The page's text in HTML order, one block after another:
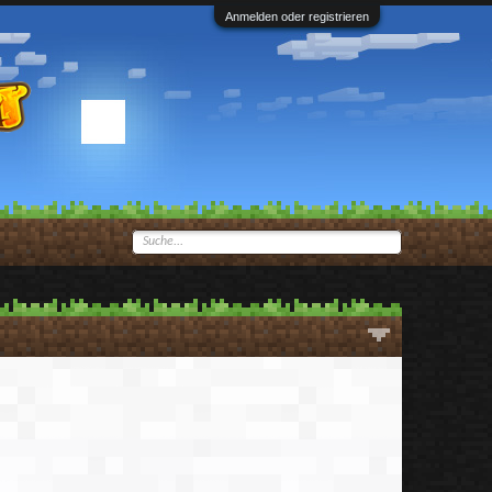
Anmelden oder registrieren